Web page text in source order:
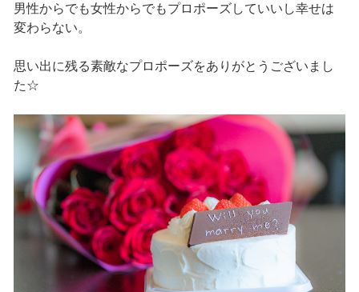
男性からでも女性からでもプロポーズしていいし幸せは
変わらない。
思い出に残る素敵なプロポーズをありがとうございまし
た☆